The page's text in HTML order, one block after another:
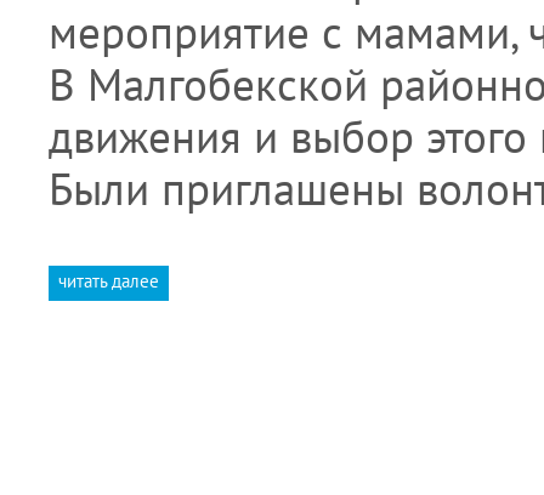
мероприятие с мамами,
В Малгобекской
движения и выбор
Были приглашены
читать далее